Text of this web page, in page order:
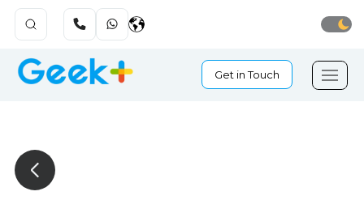
Get in Touch